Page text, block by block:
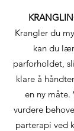
Krangler du
kan du
parforholdet,
klare å
en ny måte.
vurdere
parterapi ved